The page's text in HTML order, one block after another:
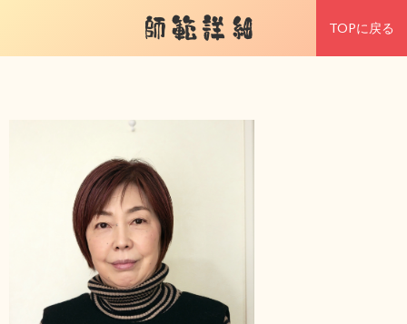
師範詳細 TOPに戻る